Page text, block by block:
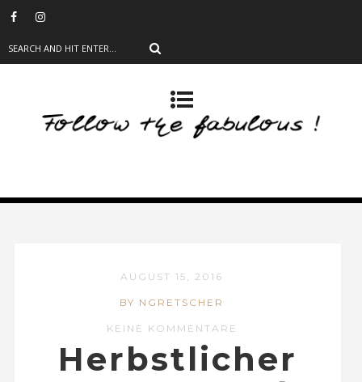
AUGUST 15, 2016
BY NGRETSCHER
KEINE KOMMENTARE
Herbstlicher